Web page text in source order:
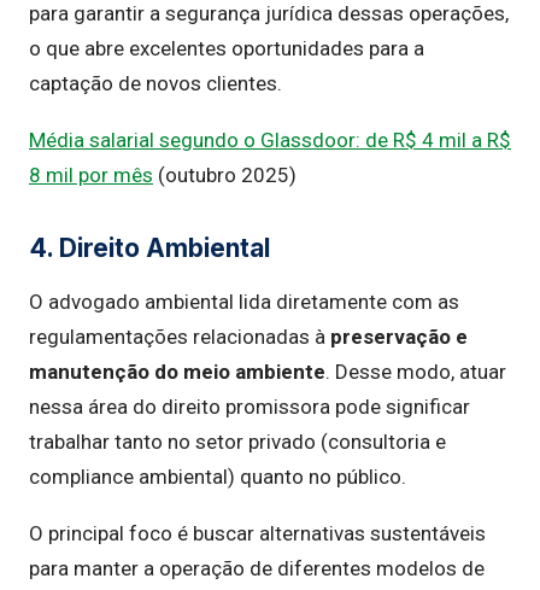
para garantir a segurança jurídica dessas operações,
o que abre excelentes oportunidades para a
captação de novos clientes.
Média salarial segundo o Glassdoor: de R$ 4 mil a R$
8 mil por mês (outubro 2025)
4. Direito Ambiental
O advogado ambiental lida diretamente com as
regulamentações relacionadas à preservação e
manutenção do meio ambiente. Desse modo, atuar
nessa área do direito promissora pode significar
trabalhar tanto no setor privado (consultoria e
compliance ambiental) quanto no público.
O principal foco é buscar alternativas sustentáveis
para manter a operação de diferentes modelos de